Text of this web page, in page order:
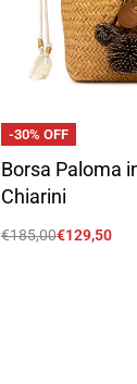
-30% OFF
Borsa Paloma
Chiarini
€185,00€129,50